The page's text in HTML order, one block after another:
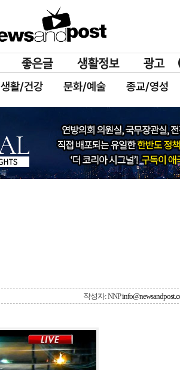
생활/건강 문화/예술 종교/영성
작성자: NNP